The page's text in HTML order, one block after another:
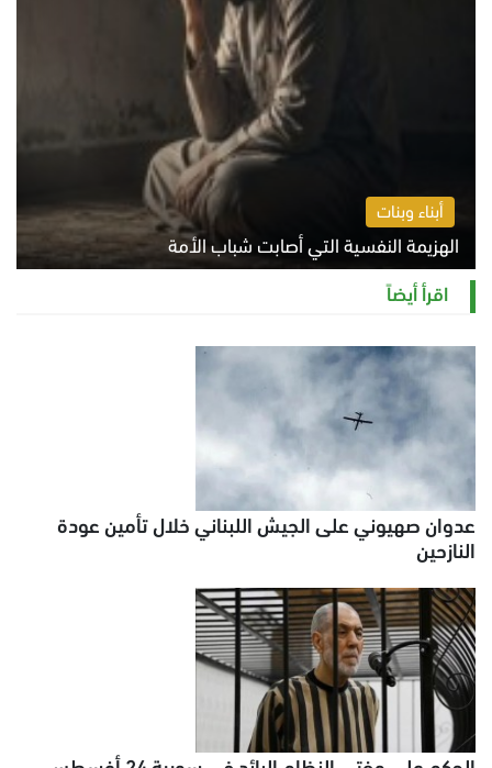
أبناء وبنات
الهزيمة النفسية التي أصابت شباب الأمة
الخميس 6 أغسطس 2026 11:12 ص
اقرأ أيضاً
عدوان صهيوني على الجيش اللبناني خلال تأمين عودة
النازحين